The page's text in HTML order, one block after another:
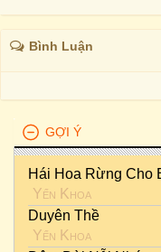
Bình Luận
GỢI Ý
Hái Hoa Rừng Cho
Yến Khoa
Duyên Thề
Yến Khoa